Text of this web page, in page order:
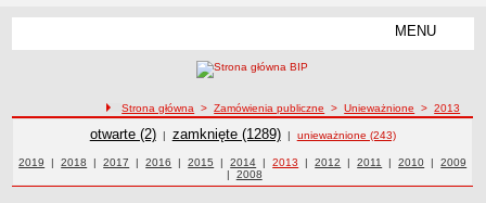
MENU
RAPORT O STANIE DOSTĘPNOŚCI
ZDW BYDGOSZCZ
Lokalizacja
Przedmiot działalności
Statut
ścieżka nawigacji
Strona główna >Zamówienia publiczne >Unieważnione >2013
Zamówienia publiczne unieważnione z 2013 roku
Zamówienia publiczne
otwarte (2)| Zamówienia publiczne
zamknięte (1289)| Zamówienia publiczne
unieważnione (243)
Zamówienia publiczne z roku
2019 |Zamówienia publiczne z roku
2018 |Zamówienia publiczne z roku
2017 |Zamówienia publiczne z roku
2016 |Zamówienia publiczne z roku
2015 |Zamówienia publiczne z roku
2014 |Zamówienia publiczne z roku
2013 |Zamówienia publiczne z roku
2012 | Zamówienia publiczne z
2011 |
Zamówienia
2010 |
roku
2009
| Zamówienia publiczne z roku
2008